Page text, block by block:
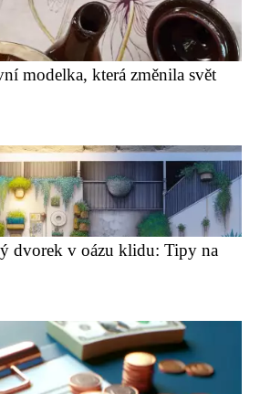
modelka, která změnila svět
dvorek v oázu klidu: Tipy na